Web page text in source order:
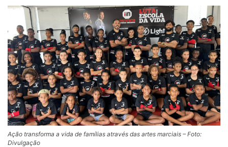
Ação transforma a vida de famílias através das artes marciais – Foto:
Divulgação